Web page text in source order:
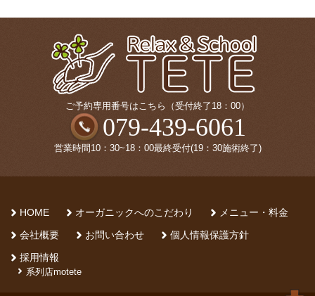
ご予約専用番号はこちら（受付終了18：00）
079-439-6061
営業時間10：30~18：00最終受付(19：30施術終了)
HOME オーガニックへのこだわり メニュー・料金
会社概要 お問い合わせ 個人情報保護方針
採用情報
系列店motete